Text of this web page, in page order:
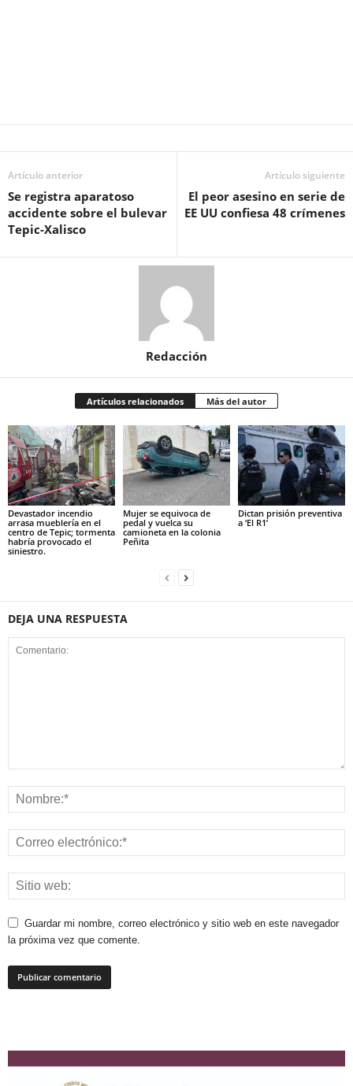
Artículo anterior
Se registra aparatoso
accidente sobre el bulevar
Tepic-Xalisco
Artículo siguiente
El peor asesino en serie de
EE UU confiesa 48 crímenes
Redacción
Artículos relacionados Más del autor
Devastador incendio
arrasa mueblería en el
centro de Tepic; tormenta
habría provocado el
siniestro.
Mujer se equivoca de
pedal y vuelca su
camioneta en la colonia
Peñita
Dictan prisión preventiva
a ‘El R1’
DEJA UNA RESPUESTA
Guardar mi nombre, correo electrónico y sitio web en este navegador
la próxima vez que comente.